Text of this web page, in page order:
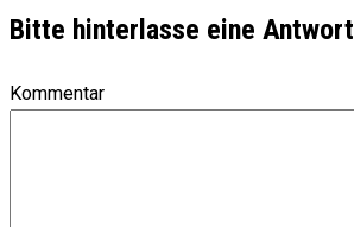
Bitte hinterlasse eine Antwort
Kommentar